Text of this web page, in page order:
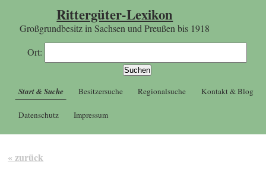
Rittergüter-Lexikon
Großgrundbesitz in Sachsen und Preußen bis 1918
Ort:
Start & Suche Besitzersuche Regionalsuche Kontakt & Blog
Datenschutz Impressum
« zurück